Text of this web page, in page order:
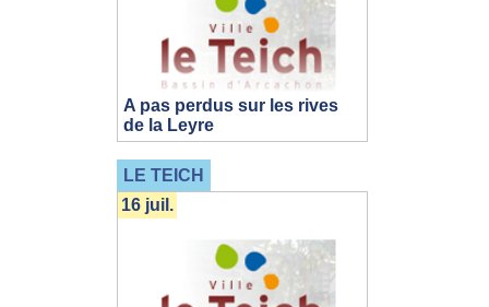
A pas perdus sur les rives
de la Leyre
LE TEICH
16 juil.